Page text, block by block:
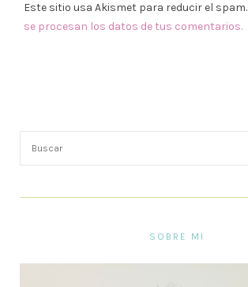
Este sitio usa Akismet para reducir el spam.
se procesan los datos de tus comentarios.
SOBRE MI